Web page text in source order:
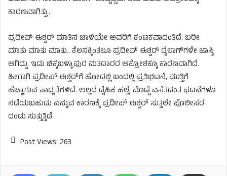
ಕಾರಣವಾಗಿತ್ತು..
ಪ್ರದೀಪ್ ಈಶ್ವರ್ ಮಾತಿನ ಚಾಳಿಯೇ ಅವರಿಗೆ ಕಂಟಕವಾದಂತಿದೆ. ಬರೀ
ಮಾತು ಮಾತು ಮಾತು.. ಕೆಲಸಕ್ಕಿಂತಲೂ ಪ್ರದೀಪ್ ಈಶ್ವರ್ ಡೈಲಾಗ್​​ಗಳೇ ಜಾಸ್ತಿ
ಆಗಿದ್ವು. ಇದು ಚಿಕ್ಕಬಳ್ಳಾಪುರ ಮತದಾರರ ಆಕ್ರೋಶಕ್ಕೂ ಕಾರಣವಾಗಿದೆ.
ಹೀಗಾಗಿ ಪ್ರದೀಪ್ ಈಶ್ವರ್​​ಗೆ ಹೋದಲ್ಲಿ ಬಂದಲ್ಲಿ ಪ್ರತಿಭಟನೆ, ಮುತ್ತಿಗೆ
ಹೆಚ್ಚಾಗುವ ಸಾಧ್ಯತೆಗಳಿದೆ. ಅಲ್ಲದೆ ದೈಹಿಕ ಹಲ್ಲೆ, ಮೊಟ್ಟೆ ಎಸೆತದಂತ ಘಟನೆಗಳೂ
ನಡೆಯಬಹುದು ಎನ್ನುವ ಕಾರಣಕ್ಕೆ ಪ್ರದೀಪ್ ಈಶ್ವರ್ ಸುತ್ತಲೇ ಪೊಲೀಸರ
ದಂಡು ಸುತ್ತುತ್ತಿದೆ.
Post Views: 263